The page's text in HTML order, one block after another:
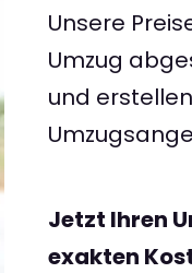
Unsere
Umzug
und
Jetzt Ihren
exakten